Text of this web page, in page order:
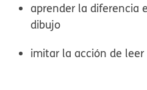
aprender la diferencia
dibujo
imitar la acción de